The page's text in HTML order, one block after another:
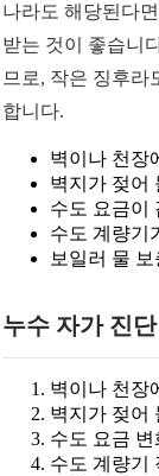
나라도 해당된다
받는 것이 좋습니
므로, 작은 징후라
합니다.
벽이나 천장
벽지가 젖어
수도 요금이
수도 계량기
보일러 물
누수 자가 진
벽이나 천장
벽지가 젖어
수도 요금 변
수도 계량기